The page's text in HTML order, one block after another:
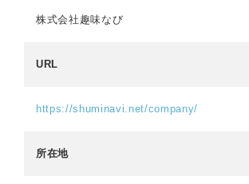
株式会社趣味なび
URL
https://shuminavi.net/company/
所在地